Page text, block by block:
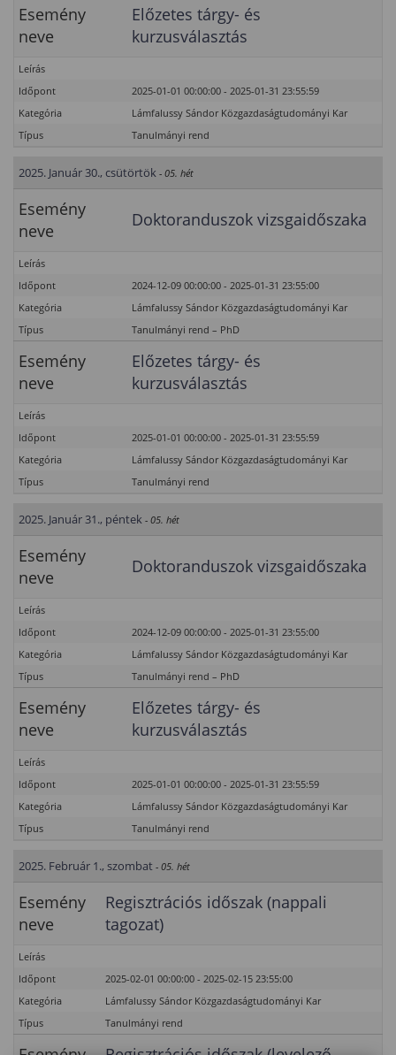
Esemény
neve
Előzetes tárgy- és
kurzusválasztás
Leírás
Időpont
2025-01-01 00:00:00 - 2025-01-31 23:55:59
Kategória
Lámfalussy Sándor Közgazdaságtudományi Kar
Típus
Tanulmányi rend
2025. Január 30., csütörtök - 05. hét
Esemény
neve
Doktoranduszok vizsgaidőszaka
Leírás
Időpont
2024-12-09 00:00:00 - 2025-01-31 23:55:00
Kategória
Lámfalussy Sándor Közgazdaságtudományi Kar
Típus
Tanulmányi rend – PhD
Esemény
neve
Előzetes tárgy- és
kurzusválasztás
Leírás
Időpont
2025-01-01 00:00:00 - 2025-01-31 23:55:59
Kategória
Lámfalussy Sándor Közgazdaságtudományi Kar
Típus
Tanulmányi rend
2025. Január 31., péntek - 05. hét
Esemény
neve
Doktoranduszok vizsgaidőszaka
Leírás
Időpont
2024-12-09 00:00:00 - 2025-01-31 23:55:00
Kategória
Lámfalussy Sándor Közgazdaságtudományi Kar
Típus
Tanulmányi rend – PhD
Esemény
neve
Előzetes tárgy- és
kurzusválasztás
Leírás
Időpont
2025-01-01 00:00:00 - 2025-01-31 23:55:59
Kategória
Lámfalussy Sándor Közgazdaságtudományi Kar
Típus
Tanulmányi rend
2025. Február 1., szombat - 05. hét
Esemény
neve
Regisztrációs időszak (nappali
tagozat)
Leírás
Időpont
2025-02-01 00:00:00 - 2025-02-15 23:55:00
Kategória
Lámfalussy Sándor Közgazdaságtudományi Kar
Típus
Tanulmányi rend